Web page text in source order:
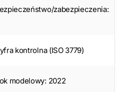
zabezpieczenia:
kontrolna (ISO 3779)
modelowy: 2022